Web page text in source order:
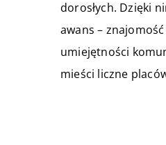
dorosłych. Dzięki
awans –
umiejętności
mieści liczne